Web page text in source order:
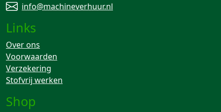
info@machineverhuur.nl
Links
Over ons
Voorwaarden
Verzekering
Stofvrij werken
Shop